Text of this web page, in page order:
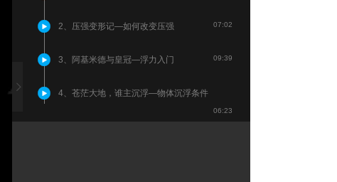
2、压强变形记—如何改变压强 07:02
3、阿基米德与皇冠—浮力入门 09:39
4、苍茫大地，谁主沉浮—物体沉浮条件
06:23